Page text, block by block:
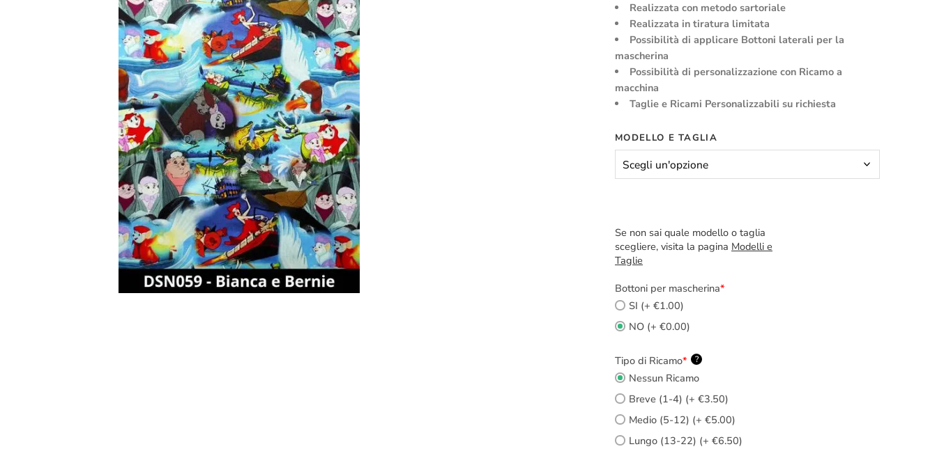
Realizzata con metodo sartoriale
Realizzata in tiratura limitata
Possibilità di applicare Bottoni laterali per la
mascherina
Possibilità di personalizzazione con Ricamo a
macchina
Taglie e Ricami Personalizzabili su richiesta
MODELLO E TAGLIA
Se non sai quale modello o taglia
scegliere, visita la pagina Modelli e
Taglie
Bottoni per mascherina*
SI (+ €1.00)
NO (+ €0.00)
Tipo di Ricamo* ?
Nessun Ricamo
Breve (1-4) (+ €3.50)
Medio (5-12) (+ €5.00)
Lungo (13-22) (+ €6.50)